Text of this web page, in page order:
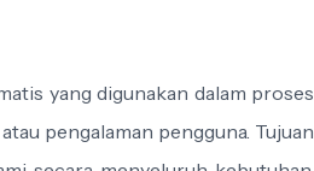
yang digunakan dalam proses
pengalaman pengguna. Tujuan